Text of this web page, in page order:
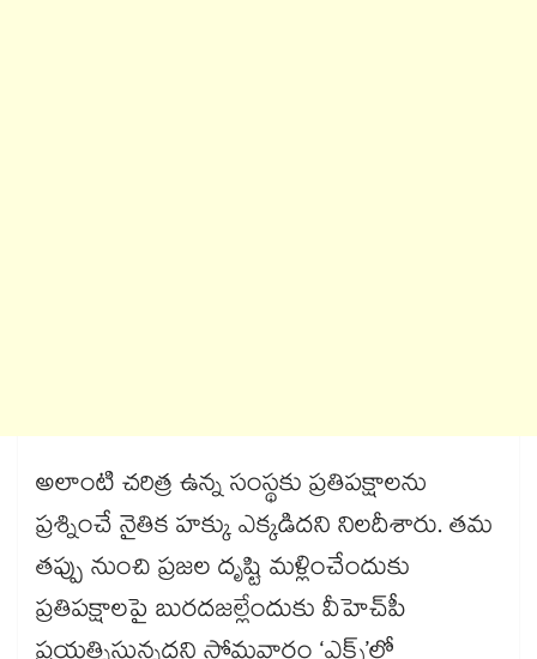
అలాంటి చరిత్ర ఉన్న సంస్థకు ప్రతిపక్షాలను
ప్రశ్నించే నైతిక హక్కు ఎక్కడిదని నిలదీశారు. తమ
తప్పు నుంచి ప్రజల దృష్టి మళ్లించేందుకు
ప్రతిపక్షాలపై బురదజల్లేందుకు వీహెచ్​పీ